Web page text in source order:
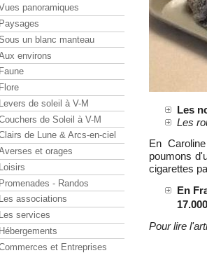
Les
Les
En
poumons
cigarettes
En
Pour lire
panoramiques
Paysages
un blanc manteau
environs
Faune
Flore
Levers de soleil à V-M
de Soleil à V-M
de Lune & Arcs-en-ciel
et orages
Loisirs
Promenades - Randos
Les associations
Les services
Hébergements
et Entreprises